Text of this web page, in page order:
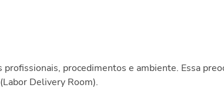
procedimentos e ambiente. Essa
(Labor Delivery Room).